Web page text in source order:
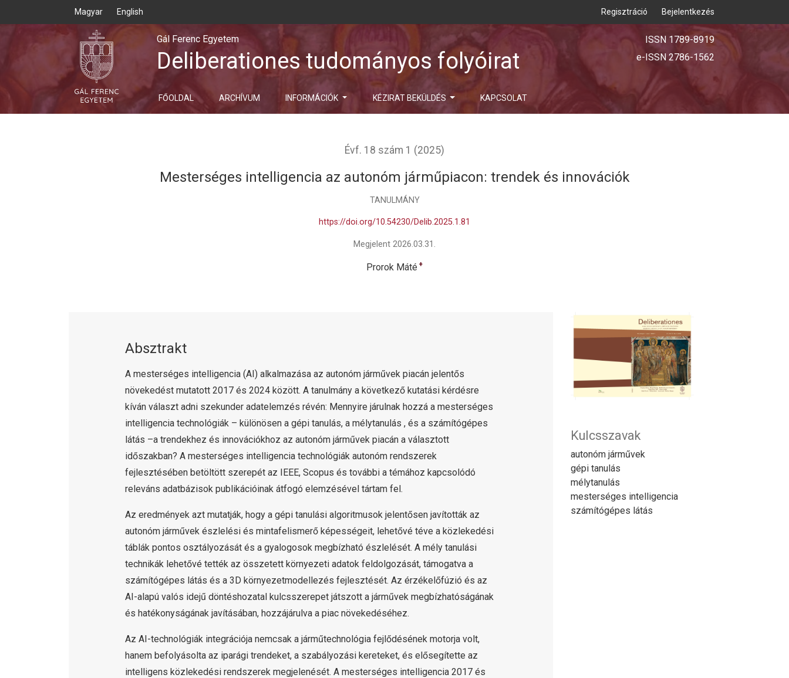
Magyar English Regisztráció Bejelentkezés
Gál Ferenc Egyetem
Deliberationes tudományos folyóirat
FŐOLDAL ARCHÍVUM INFORMÁCIÓK KÉZIRAT BEKÜLDÉS KAPCSOLAT
ISSN 1789-8919
e-ISSN 2786-1562
Évf. 18 szám 1 (2025)
Mesterséges intelligencia az autonóm járműpiacon: trendek és innovációk
TANULMÁNY
https://doi.org/10.54230/Delib.2025.1.81
Megjelent 2026.03.31.
Prorok Máté +
Kulcsszavak
autonóm járművek
gépi tanulás
mélytanulás
mesterséges intelligencia
számítógépes látás
Absztrakt
A mesterséges intelligencia (AI) alkalmazása az autonóm járművek piacán jelentős
növekedést mutatott 2017 és 2024 között. A tanulmány a következő kutatási kérdésre
kíván választ adni szekunder adatelemzés révén: Mennyire járulnak hozzá a mesterséges
intelligencia technológiák – különösen a gépi tanulás, a mélytanulás , és a számítógépes
látás –a trendekhez és innovációkhoz az autonóm járművek piacán a választott
időszakban? A mesterséges intelligencia technológiák autonóm rendszerek
fejlesztésében betöltött szerepét az IEEE, Scopus és további a témához kapcsolódó
releváns adatbázisok publikációinak átfogó elemzésével tártam fel.
Az eredmények azt mutatják, hogy a gépi tanulási algoritmusok jelentősen javították az
autonóm járművek észlelési és mintafelismerő képességeit, lehetővé téve a közlekedési
táblák pontos osztályozását és a gyalogosok megbízható észlelését. A mély tanulási
technikák lehetővé tették az összetett környezeti adatok feldolgozását, támogatva a
számítógépes látás és a 3D környezetmodellezés fejlesztését. Az érzékelőfúzió és az
AI-alapú valós idejű döntéshozatal kulcsszerepet játszott a járművek megbízhatóságának
és hatékonyságának javításában, hozzájárulva a piac növekedéséhez.
Az AI-technológiák integrációja nemcsak a járműtechnológia fejlődésének motorja volt,
hanem befolyásolta az iparági trendeket, a szabályozási kereteket, és elősegítette az
intelligens közlekedési rendszerek megjelenését. A mesterséges intelligencia 2017 és